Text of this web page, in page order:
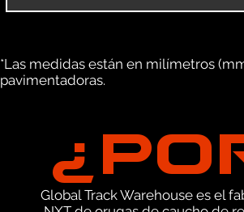
*Las medidas están en milímetros
pavimentadoras.
Global Track Warehouse es el